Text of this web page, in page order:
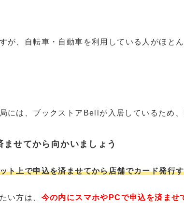
が、自転車・自動車を利用している人がほと
には、ブックストアBellが入居しているため、
せてから向かいましょう
ト上で申込を済ませてから店舗でカード発行
い方は、 今の内にスマホやPCで申込を済ませ